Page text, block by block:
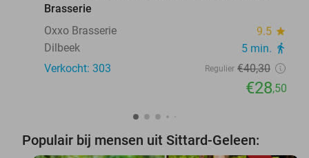
Brasserie
Oxxo Brasserie
9.5 star
Dilbeek 5 min. directions_walk
Verkocht: 303 Regulier €40,30
€28,50
Populair bij mensen uit Sittard-Geleen: